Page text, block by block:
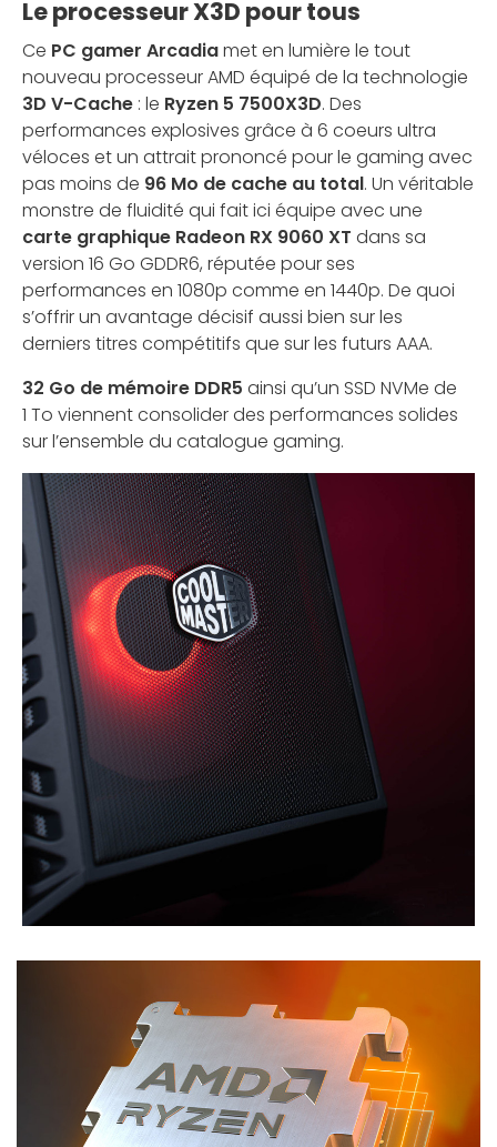
Le processeur X3D pour tous
Ce PC gamer Arcadiamet en lumière le tout
nouveau processeur AMD équipé de la technologie
3D V-Cache : le Ryzen 5 7500X3D. Des
performances explosives grâce à 6 coeurs ultra
véloces et un attrait prononcé pour le gaming avec
pas moins de 96 Mo de cache au total. Un véritable
monstre de fluidité qui fait ici équipe avec une
carte graphique Radeon RX 9060 XT dans sa
version 16 Go GDDR6, réputée pour ses
performances en 1080p comme en 1440p. De quoi
s’offrir un avantage décisif aussi bien sur les
derniers titres compétitifs que sur les futurs AAA.
32 Go de mémoire DDR5 ainsi qu’un SSD NVMe de
1 To viennent consolider des performances solides
sur l’ensemble du catalogue gaming.